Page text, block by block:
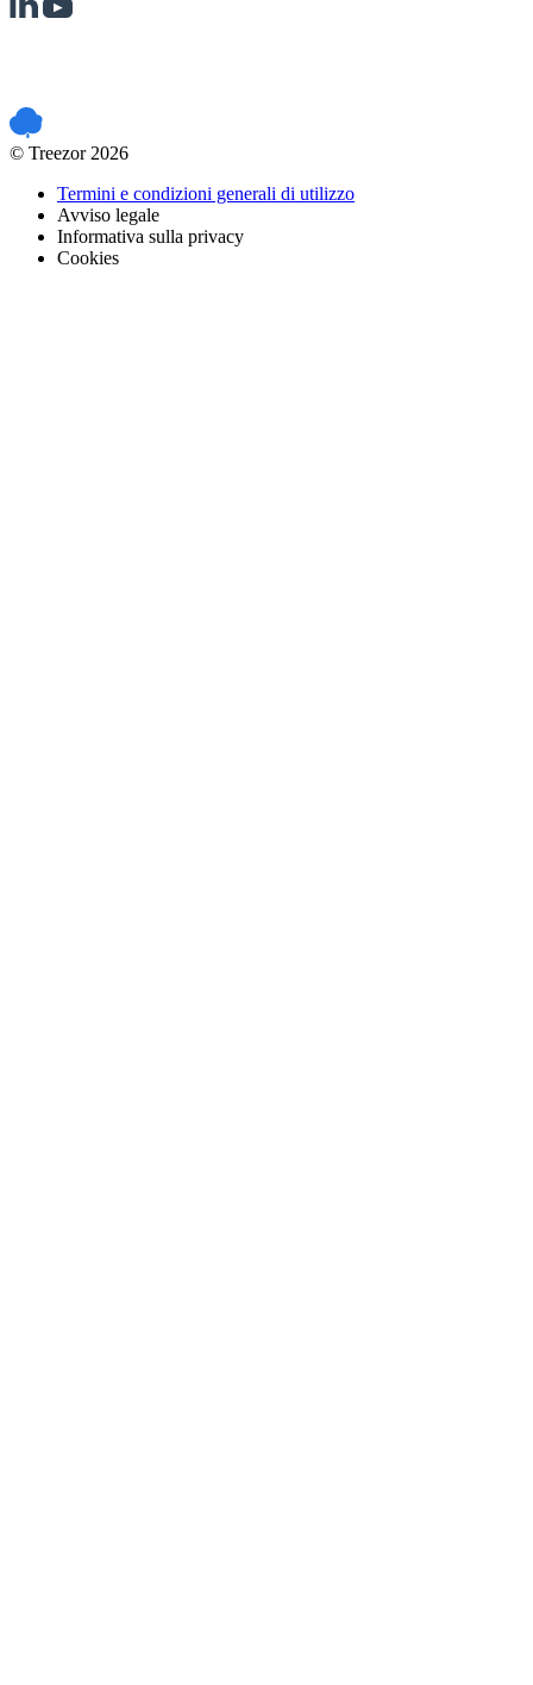
© Treezor 2026
Termini e condizioni generali di utilizzo
Avviso legale
Informativa sulla privacy
Cookies